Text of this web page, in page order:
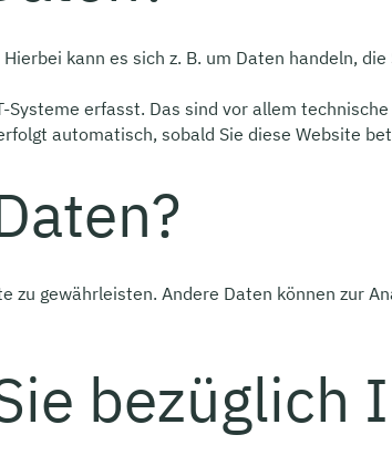
kann es sich z. B. um Daten handeln,
erfasst. Das sind vor allem
automatisch, sobald Sie diese Website
gewährleisten. Andere Daten können zur
bezüglich